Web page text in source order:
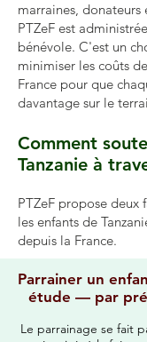
marraines, donateurs
PTZeF est
bénévole. C'est un
minimiser les coûts
France pour que
davantage sur le
Comment
Tanzanie à
PTZeF propose deux
les enfants de
depuis la France.
Parrainer un
étude — par
Le parrainage se fait